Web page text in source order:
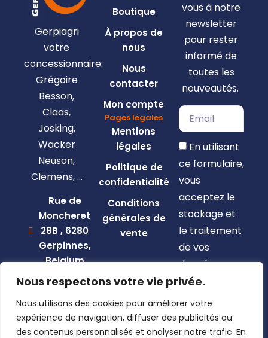
Nous respectons votre vie privée.
Nous utilisons des cookies pour améliorer votre
expérience de navigation, diffuser des publicités ou
des contenus personnalisés et analyser notre trafic. En
Gerpiagri
votre
concessionnaire:
Grégoire
Besson,
Claas,
Josking,
Wacker
Neuson,
Clemens, …
Rue de
Moncheret
28B , 6280
Gerpinnes,
Belgium
+32 492
marcellin@gerpiagri.be
BE
Boutique
À propos de
nous
Nous
contacter
Mon compte
Pages légales
Mentions
légales
Politique de
confidentialité
Conditions
générales de
vente
vous à notre
newsletter
pour rester
informé de
toutes les
nouveautés.
En utilisant
ce formulaire,
vous
acceptez le
stockage et
le traitement
de vos
données par
ce site web.
S'inscrire